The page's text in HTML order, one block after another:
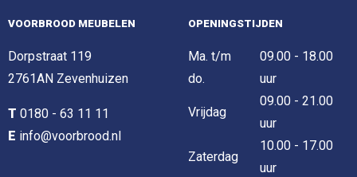
VOORBROOD MEUBELEN
Dorpstraat 119
2761AN Zevenhuizen
T 0180 - 63 11 11
E info@voorbrood.nl
OPENINGSTIJDEN
Ma. t/m
do.
09.00 - 18.00
uur
Vrijdag
09.00 - 21.00
uur
Zaterdag
10.00 - 17.00
uur